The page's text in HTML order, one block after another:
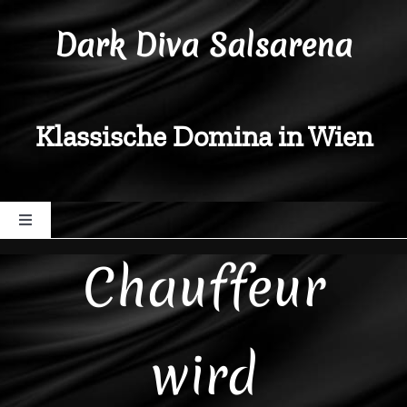
springenDark Diva Salsarena
Klassische Domina in Wien
Toggle
Diva Salsarena
Coaching-Vielfalt
Chauffeur
wird